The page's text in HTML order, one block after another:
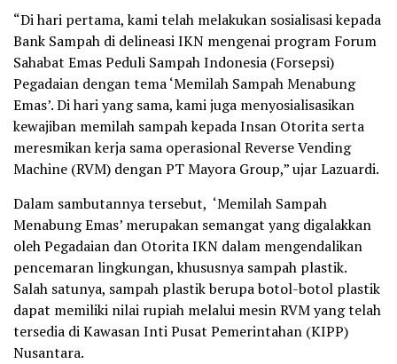
“Di hari pertama, kami telah melakukan sosialisasi kepada
Bank Sampah di delineasi IKN mengenai program Forum
Sahabat Emas Peduli Sampah Indonesia (Forsepsi)
Pegadaian dengan tema ‘Memilah Sampah Menabung
Emas’. Di hari yang sama, kami juga menyosialisasikan
kewajiban memilah sampah kepada Insan Otorita serta
meresmikan kerja sama operasional Reverse Vending
Machine (RVM) dengan PT Mayora Group,” ujar Lazuardi.
Dalam sambutannya tersebut, ‘Memilah Sampah
Menabung Emas’ merupakan semangat yang digalakkan
oleh Pegadaian dan Otorita IKN dalam mengendalikan
pencemaran lingkungan, khususnya sampah plastik.
Salah satunya, sampah plastik berupa botol-botol plastik
dapat memiliki nilai rupiah melalui mesin RVM yang telah
tersedia di Kawasan Inti Pusat Pemerintahan (KIPP)
Nusantara.